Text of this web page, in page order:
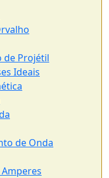
de Projétil
Ideais
de Onda